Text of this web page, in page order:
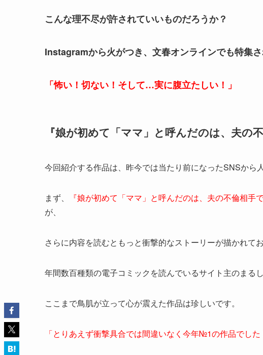
こんな理不尽が許されていいものだろうか？
Instagramから火がつき、文春オンラインでも特集
「怖い！切ない！そして…実に腹立たしい！」
『娘が初めて「ママ」と呼んだのは、夫の
今回紹介する作品は、昨今では当たり前になったSNSから
まず、 『娘が初めて「ママ」と呼んだのは、夫の不倫相手で
が、
さらに内容を読むともっと衝撃的なストーリーが描かれてお
年間数百種類の電子コミックを読んでいるサイト主のまるし
ここまで鳥肌が立って心が震えた作品は珍しいです。
「とりあえず衝撃具合では間違いなく今年№1の作品でした